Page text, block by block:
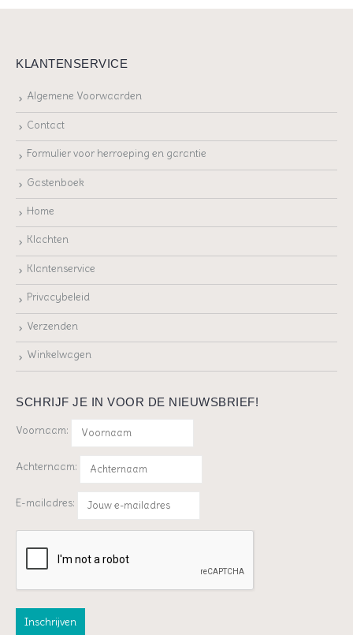
KLANTENSERVICE
Algemene Voorwaarden
Contact
Formulier voor herroeping en garantie
Gastenboek
Home
Klachten
Klantenservice
Privacybeleid
Verzenden
Winkelwagen
SCHRIJF JE IN VOOR DE NIEUWSBRIEF!
Voornaam:
Achternaam:
E-mailadres: